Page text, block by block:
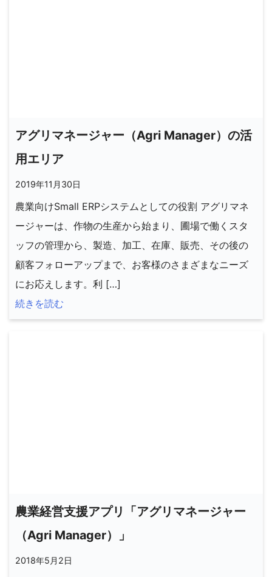
アグリマネージャー（Agri Manager）の活
用エリア
2019年11月30日
農業向けSmall ERPシステムとしての役割 アグリマネ
ージャーは、作物の生産から始まり、圃場で働くスタ
ッフの管理から、製造、加工、在庫、販売、その後の
顧客フォローアップまで、お客様のさまざまなニーズ
にお応えします。利 […]
続きを読む
農業経営支援アプリ「アグリマネージャー
（Agri Manager）」
2018年5月2日